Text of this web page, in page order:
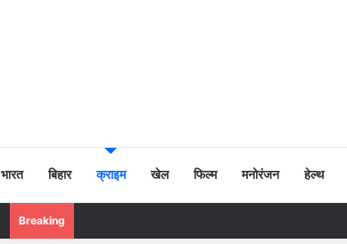
भारत बिहार क्राइम खेल फिल्म मनोरंजन हेल्थ
Breaking